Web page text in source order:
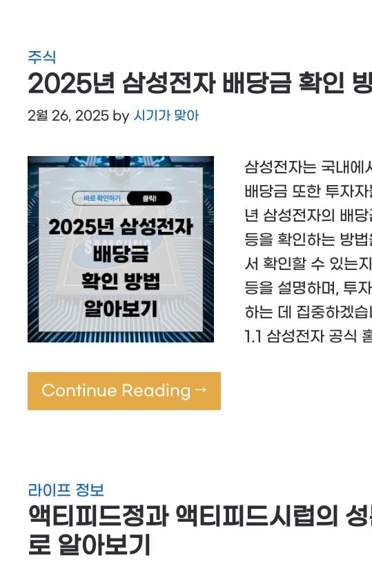
주식
2025년 삼성전자 배당금 확인
2월 26, 2025 by 시기가 맞아
삼성전자는 국내에
배당금 또한 투자
년 삼성전자의 배
등을 확인하는 방
서 확인할 수 있는
등을 설명하며, 투
하는 데 집중하겠
1.1 삼성전자 공식
Continue Reading →
라이프 정보
액티피드정과 액티피드시럽의
로 알아보기